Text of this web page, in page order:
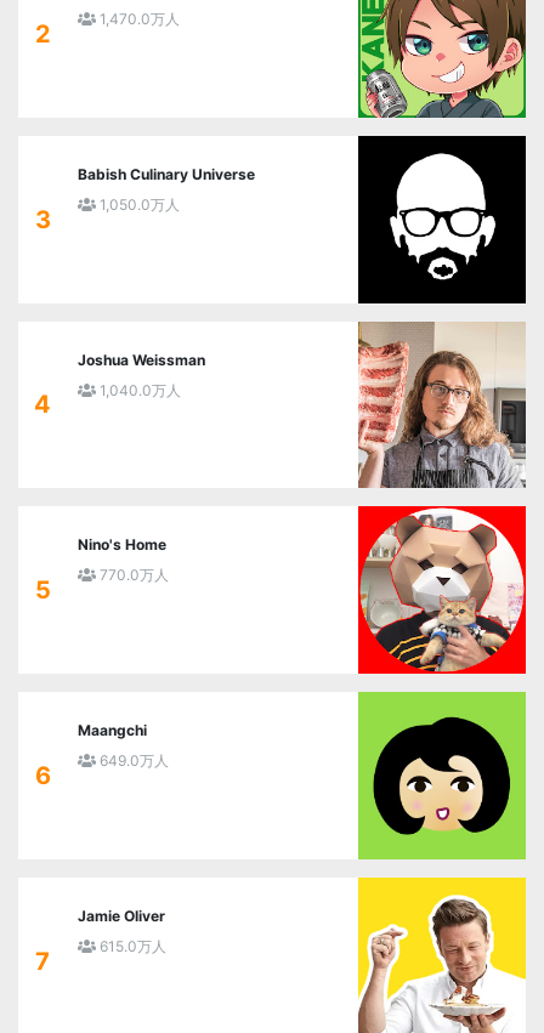
2
1,470.0万人
3
Babish Culinary Universe
1,050.0万人
4
Joshua Weissman
1,040.0万人
5
Nino's Home
770.0万人
6
Maangchi
649.0万人
7
Jamie Oliver
615.0万人